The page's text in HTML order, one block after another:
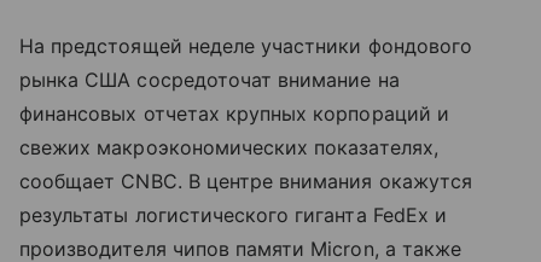
На предстоящей неделе участники фондового
рынка США сосредоточат внимание на
финансовых отчетах крупных корпораций и
свежих макроэкономических показателях,
сообщает CNBC. В центре внимания окажутся
результаты логистического гиганта FedEx и
производителя чипов памяти Micron, а также